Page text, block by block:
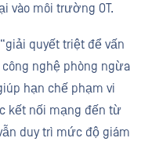
vào môi trường OT.
quyết triệt để vấn
công nghệ phòng ngừa
hạn chế phạm vi
kết nối mạng đến từ
duy trì mức độ giám